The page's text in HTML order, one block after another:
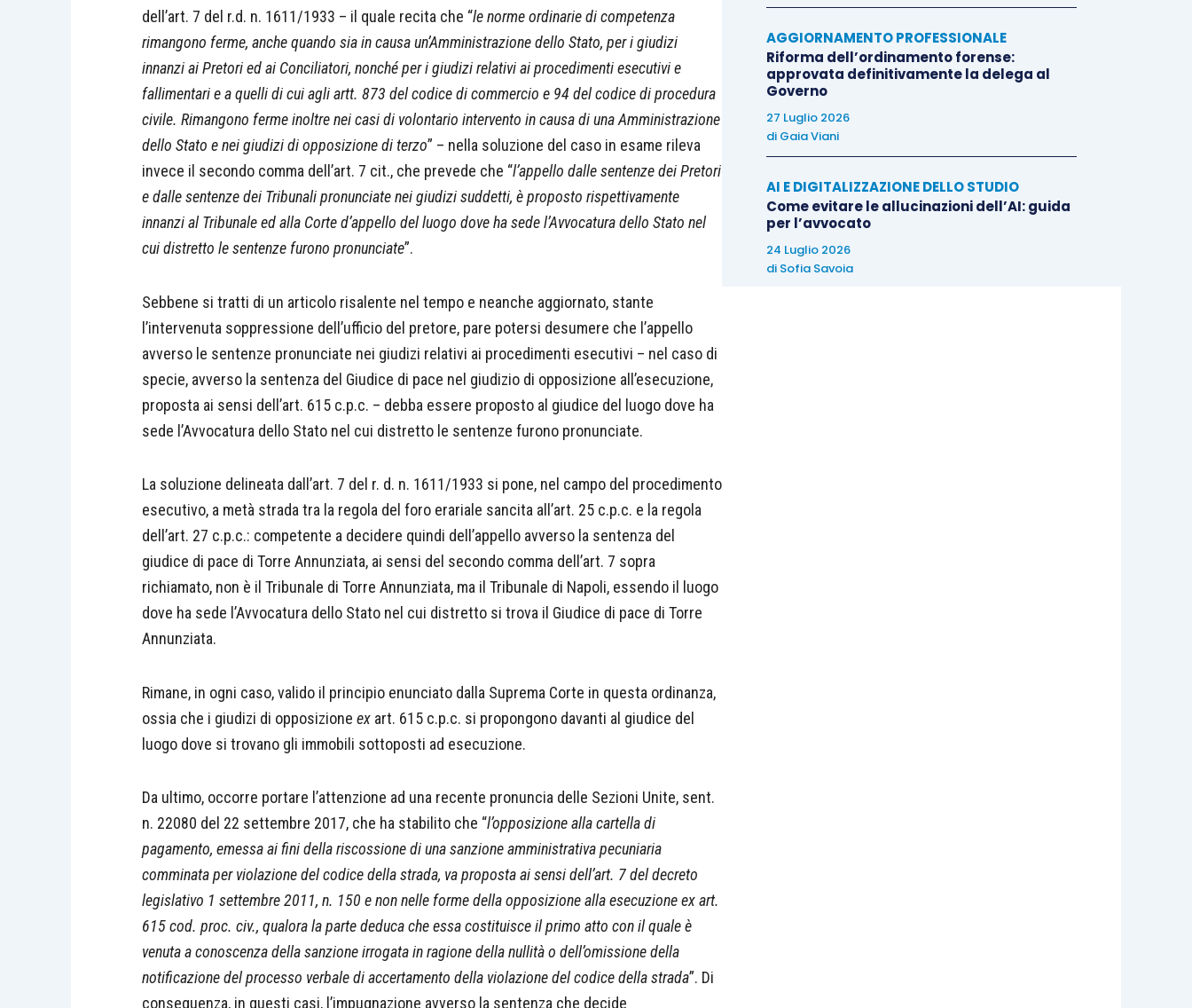
dell’art. 7 del r.d. n. 1611/1933 – il quale recita che “le norme ordinarie di competenza
rimangono ferme, anche quando sia in causa un’Amministrazione dello Stato, per i giudizi
innanzi ai Pretori ed ai Conciliatori, nonché per i giudizi relativi ai procedimenti esecutivi e
fallimentari e a quelli di cui agli artt. 873 del codice di commercio e 94 del codice di procedura
civile. Rimangono ferme inoltre nei casi di volontario intervento in causa di una Amministrazione
dello Stato e nei giudizi di opposizione di terzo” – nella soluzione del caso in esame rileva
invece il secondo comma dell’art. 7 cit., che prevede che “l’appello dalle sentenze dei Pretori
e dalle sentenze dei Tribunali pronunciate nei giudizi suddetti, è proposto rispettivamente
innanzi al Tribunale ed alla Corte d’appello del luogo dove ha sede l’Avvocatura dello Stato nel
cui distretto le sentenze furono pronunciate”.
Sebbene si tratti di un articolo risalente nel tempo e neanche aggiornato, stante
l’intervenuta soppressione dell’ufficio del pretore, pare potersi desumere che l’appello
avverso le sentenze pronunciate nei giudizi relativi ai procedimenti esecutivi – nel caso di
specie, avverso la sentenza del Giudice di pace nel giudizio di opposizione all’esecuzione,
proposta ai sensi dell’art. 615 c.p.c. – debba essere proposto al giudice del luogo dove ha
sede l’Avvocatura dello Stato nel cui distretto le sentenze furono pronunciate.
La soluzione delineata dall’art. 7 del r. d. n. 1611/1933 si pone, nel campo del procedimento
esecutivo, a metà strada tra la regola del foro erariale sancita all’art. 25 c.p.c. e la regola
dell’art. 27 c.p.c.: competente a decidere quindi dell’appello avverso la sentenza del
giudice di pace di Torre Annunziata, ai sensi del secondo comma dell’art. 7 sopra
richiamato, non è il Tribunale di Torre Annunziata, ma il Tribunale di Napoli, essendo il luogo
dove ha sede l’Avvocatura dello Stato nel cui distretto si trova il Giudice di pace di Torre
Annunziata.
Rimane, in ogni caso, valido il principio enunciato dalla Suprema Corte in questa ordinanza,
ossia che i giudizi di opposizione ex art. 615 c.p.c. si propongono davanti al giudice del
luogo dove si trovano gli immobili sottoposti ad esecuzione.
Da ultimo, occorre portare l’attenzione ad una recente pronuncia delle Sezioni Unite, sent.
n. 22080 del 22 settembre 2017, che ha stabilito che “l’opposizione alla cartella di
pagamento, emessa ai fini della riscossione di una sanzione amministrativa pecuniaria
comminata per violazione del codice della strada, va proposta ai sensi dell’art. 7 del decreto
legislativo 1 settembre 2011, n. 150 e non nelle forme della opposizione alla esecuzione ex art.
615 cod. proc. civ., qualora la parte deduca che essa costituisce il primo atto con il quale è
venuta a conoscenza della sanzione irrogata in ragione della nullità o dell’omissione della
notificazione del processo verbale di accertamento della violazione del codice della strada”. Di
conseguenza, in questi casi, l’impugnazione avverso la sentenza che decide
AGGIORNAMENTO PROFESSIONALE
Riforma dell’ordinamento forense:
approvata definitivamente la delega al
Governo
27 Luglio 2026
di Gaia Viani
AI E DIGITALIZZAZIONE DELLO STUDIO
Come evitare le allucinazioni dell’AI: guida
per l’avvocato
24 Luglio 2026
di Sofia Savoia